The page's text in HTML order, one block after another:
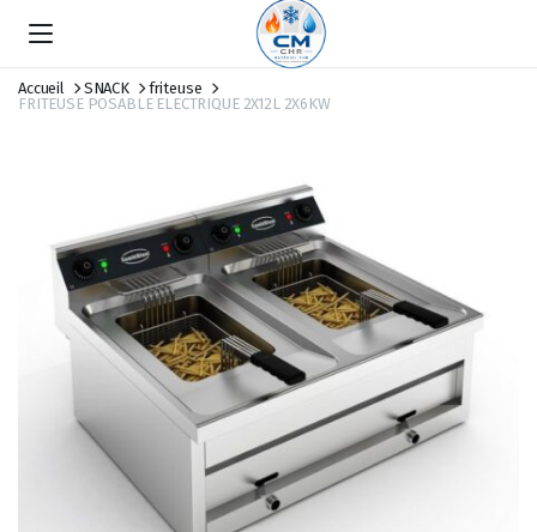
Accueil SNACK
friteuse
FRITEUSE POSABLE ELECTRIQUE 2X12L 2X6KW